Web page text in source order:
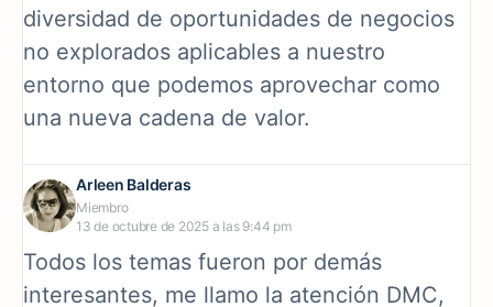
diversidad de oportunidades de negocios
no explorados aplicables a nuestro
entorno que podemos aprovechar como
una nueva cadena de valor.
Arleen Balderas
Miembro
13 de octubre de 2025 a las 9:44 pm
Todos los temas fueron por demás
interesantes, me llamo la atención DMC,